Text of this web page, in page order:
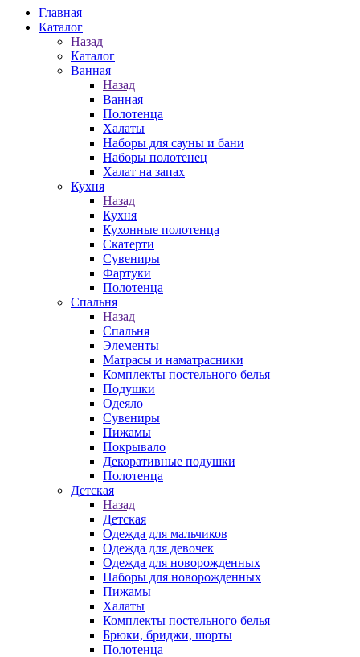
Главная
Каталог
Назад
Каталог
Ванная
Назад
Ванная
Полотенца
Халаты
Наборы для сауны и бани
Наборы полотенец
Халат на запах
Кухня
Назад
Кухня
Кухонные полотенца
Скатерти
Сувениры
Фартуки
Полотенца
Спальня
Назад
Спальня
Элементы
Матрасы и наматрасники
Комплекты постельного белья
Подушки
Одеяло
Сувениры
Пижамы
Покрывало
Декоративные подушки
Полотенца
Детская
Назад
Детская
Одежда для мальчиков
Одежда для девочек
Одежда для новорожденных
Наборы для новорожденных
Пижамы
Халаты
Комплекты постельного белья
Брюки, бриджи, шорты
Полотенца